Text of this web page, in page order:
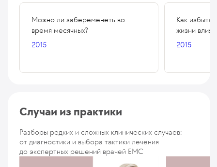
Можно ли забеременеть во
время месячных?
2015
Как
жизни
2015
Случаи из практики
Разборы редких и сложных клинических случаев:
от диагностики и выбора тактики лечения
до экспертных решений врачей EMC